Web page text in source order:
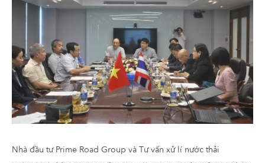
Nhà đầu tư Prime Road Group và Tư vấn xử lí nước thải